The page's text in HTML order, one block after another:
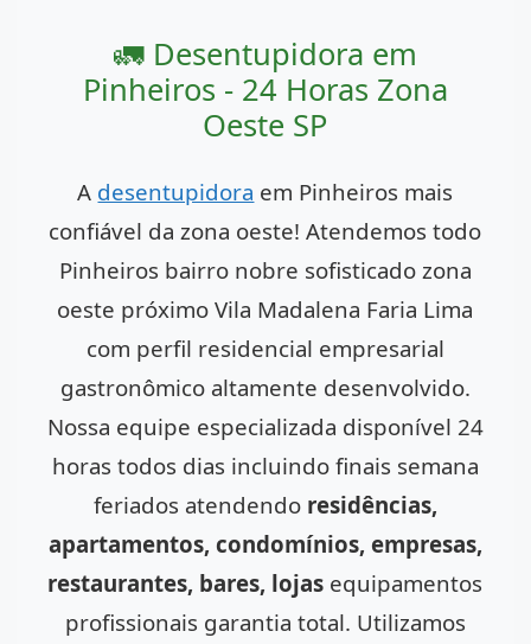
🚛 Desentupidora em
Pinheiros - 24 Horas Zona
Oeste SP
A desentupidora em Pinheiros mais
confiável da zona oeste! Atendemos todo
Pinheiros bairro nobre sofisticado zona
oeste próximo Vila Madalena Faria Lima
com perfil residencial empresarial
gastronômico altamente desenvolvido.
Nossa equipe especializada disponível 24
horas todos dias incluindo finais semana
feriados atendendo residências,
apartamentos, condomínios, empresas,
restaurantes, bares, lojas equipamentos
profissionais garantia total. Utilizamos